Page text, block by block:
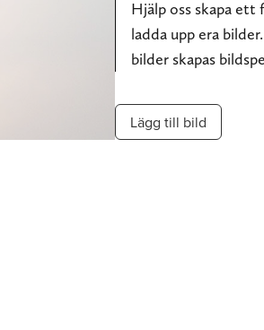
Hjälp oss skapa
ladda upp era
bilder skapas
Lägg till bild